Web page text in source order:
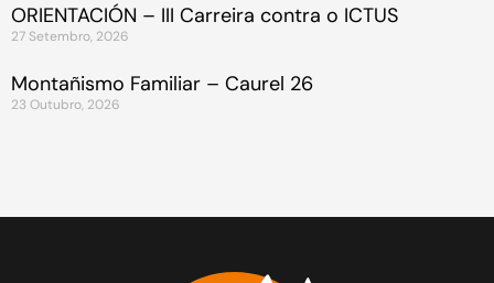
ORIENTACIÓN – III Carreira contra o ICTUS
27 Setembro, 2026
Montañismo Familiar – Caurel 26
23 Outubro, 2026